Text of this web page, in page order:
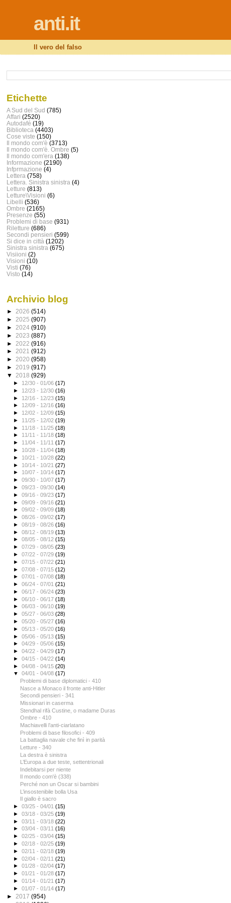
anti.it
Il vero del falso
Etichette
A Sud del Sud (785)
Affari (2520)
Autodafé (19)
Biblioteca (4403)
Cose viste (150)
Il mondo com'è (3713)
Il mondo com'è. Ombre (5)
Il mondo com'era (138)
Informazione (2190)
Infprmazione (4)
Lettera (758)
Lettera. Sinistra sinistra (4)
Letture (813)
Letture\Visioni (6)
Libelli (536)
Ombre (2165)
Presenze (55)
Problemi di base (931)
Riletture (686)
Secondi pensieri (599)
Si dice in città (1202)
Sinistra sinistra (675)
Visiioni (2)
Visioni (10)
Visti (76)
Visto (14)
Archivio blog
► 2026 (514)
► 2025 (907)
► 2024 (910)
► 2023 (887)
► 2022 (916)
► 2021 (912)
► 2020 (958)
► 2019 (917)
▼ 2018 (929)
► 12/30 - 01/06(17)
► 12/23 - 12/30(16)
► 12/16 - 12/23(15)
► 12/09 - 12/16(16)
► 12/02 - 12/09(15)
► 11/25 - 12/02(19)
► 11/18 - 11/25(18)
► 11/11 - 11/18(18)
► 11/04 - 11/11(17)
► 10/28 - 11/04(18)
► 10/21 - 10/28(22)
► 10/14 - 10/21(27)
► 10/07 - 10/14(17)
►09/30 - 10/07(17)
►09/23 - 09/30(14)
►09/16 - 09/23(17)
►09/09 - 09/16(21)
►09/02 - 09/09(18)
►08/26 - 09/02(17)
►08/19 - 08/26(16)
►08/12 - 08/19(13)
►08/05 - 08/12(15)
►07/29 - 08/05(23)
►07/22 - 07/29(19)
►07/15 - 07/22(21)
►07/08 - 07/15(12)
►07/01 - 07/08(18)
►06/24 - 07/01(21)
►06/17 - 06/24(23)
►06/10 - 06/17(18)
►06/03 - 06/10(19)
►05/27 - 06/03(28)
►05/20 - 05/27(16)
►05/13 - 05/20(16)
►05/06 - 05/13(15)
►04/29 - 05/06(15)
►04/22 - 04/29(17)
►04/15 - 04/22(14)
►04/08 - 04/15(20)
▼04/01 - 04/08(17)
Problemi di base diplomatici - 410
Nasce a Monaco il fronte anti-Hitler
Secondi pensieri - 341
Missionari in caserma
Stendhal rifà Custine, o madame Duras
Ombre - 410
Machiavelli l’anti-ciarlatano
Problemi di base filosofici - 409
La battaglia navale che finì in parità
Letture - 340
La destra è sinistra
L’Europa a due teste, settentrionali
Indebitarsi per niente
Il mondo com'è (338)
Perché non un Oscar si bambini
L’insostenibile bolla Usa
Il giallo è sacro
►03/25 - 04/01(15)
►03/18 - 03/25(19)
►03/11 - 03/18(22)
►03/04 - 03/11(16)
►02/25 - 03/04(15)
►02/18 - 02/25(19)
►02/11 - 02/18(19)
►02/04 - 02/11(21)
►01/28 - 02/04(17)
►01/21 - 01/28(17)
►01/14 - 01/21(17)
►01/07 - 01/14(17)
► 2017 (954)